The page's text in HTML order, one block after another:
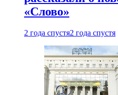
«Слово»
2 года спустя2 года спустя